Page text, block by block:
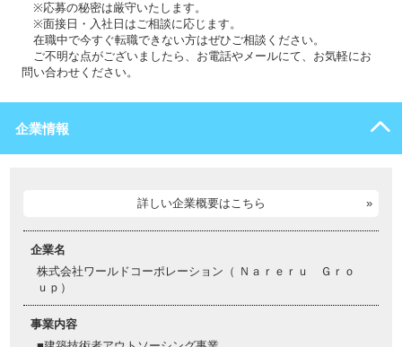
※応募の秘密は厳守いたします。
※面接日・入社日はご相談に応じます。
在職中で今すぐ転職できない方はぜひご相談ください。
ご不明な点がございましたら、お電話やメールにて、お気軽にお
問い合わせください。
企業情報
詳しい企業概要はこちら
企業名
株式会社ワールドコーポレーション（ Ｎａｒｅｒｕ Ｇｒｏ
ｕｐ）
事業内容